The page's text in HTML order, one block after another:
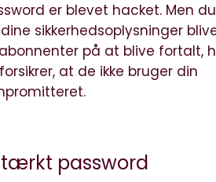
er blevet hacket. Men du
sikkerhedsoplysninger
på at blive fortalt,
at de ikke bruger din
password